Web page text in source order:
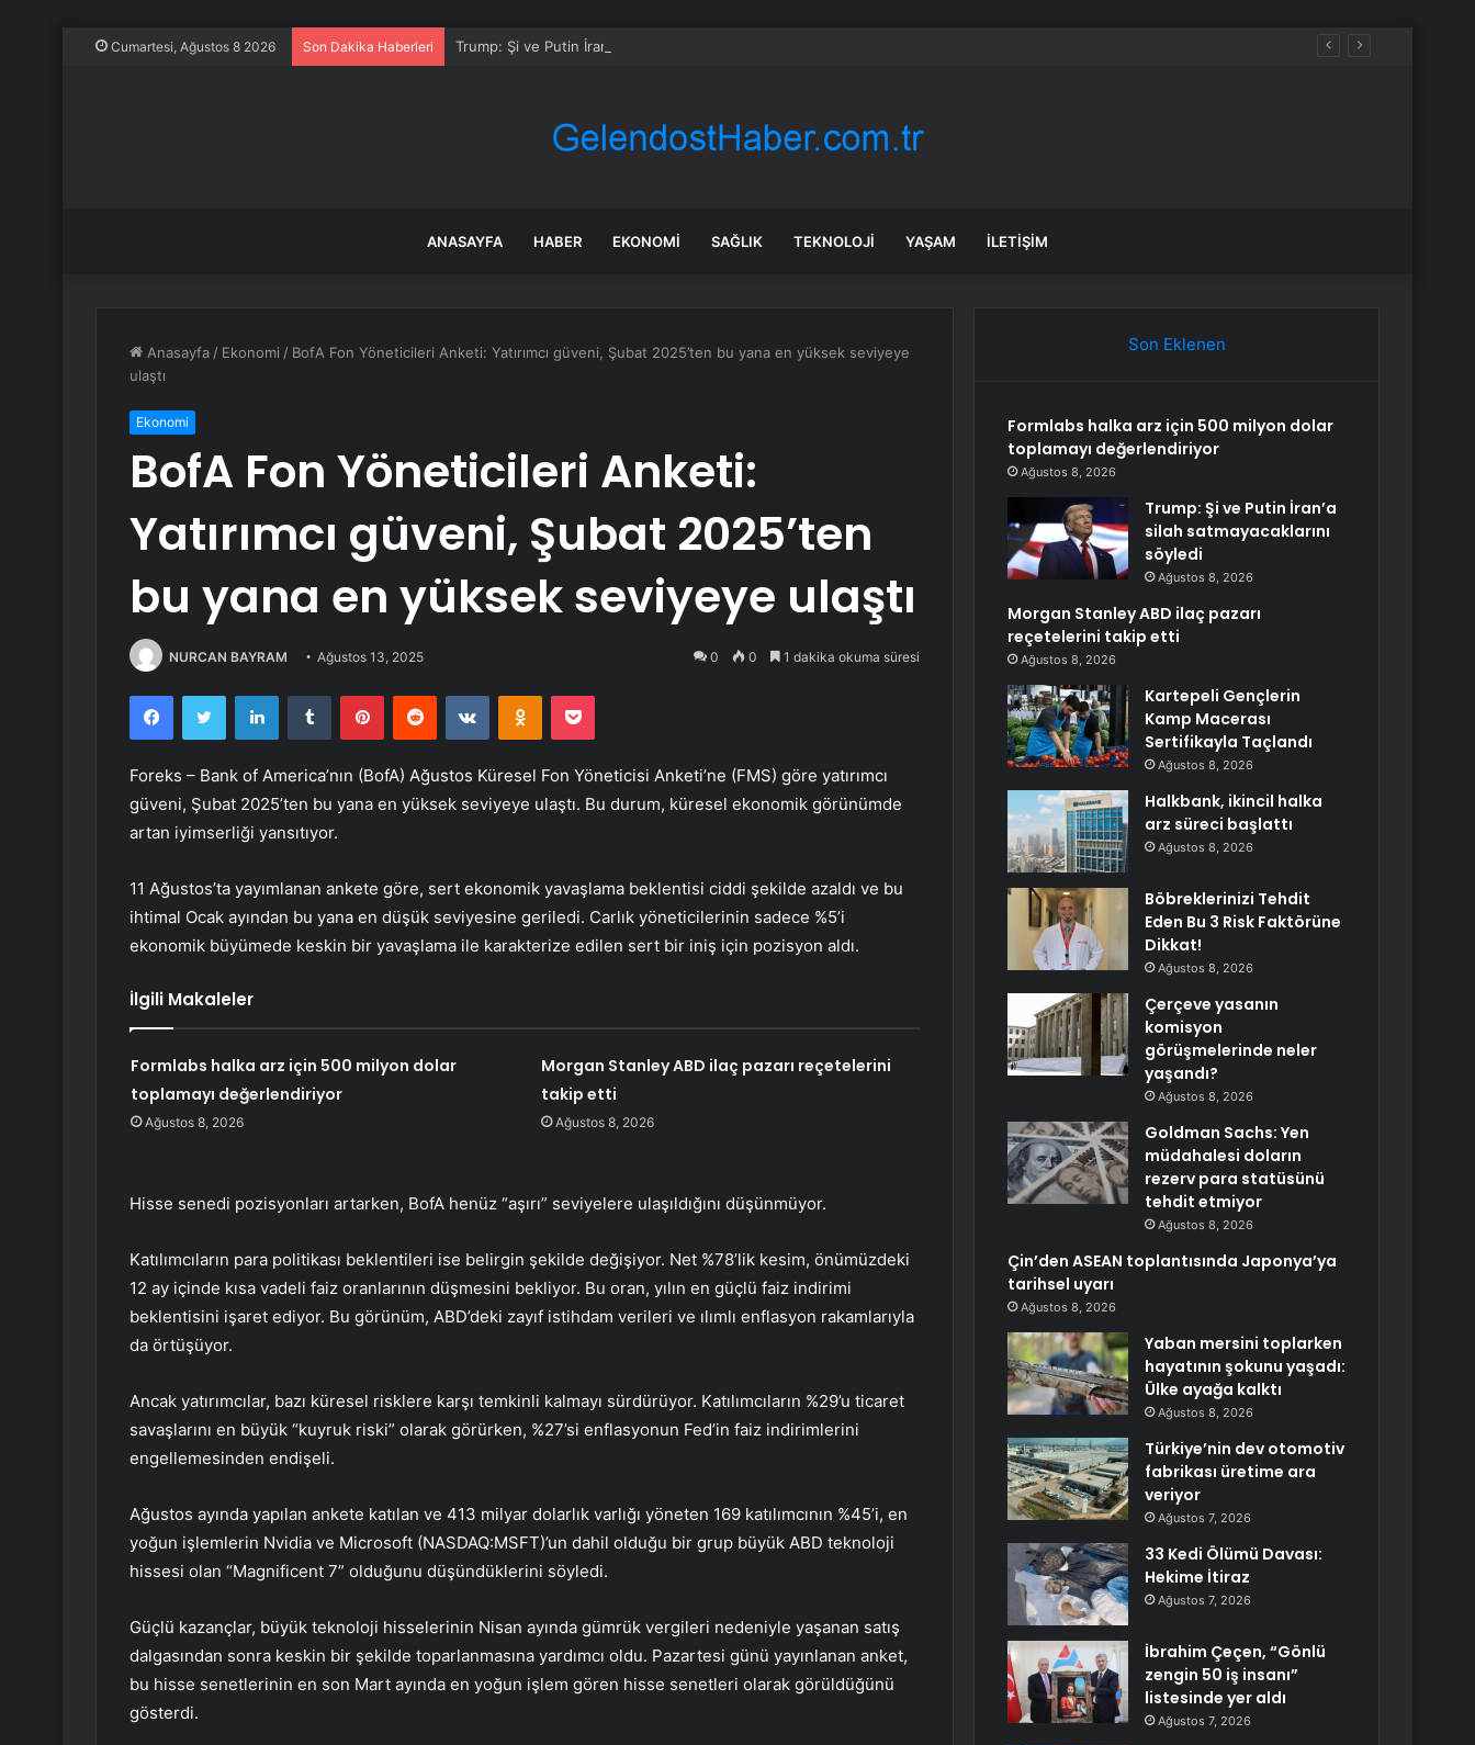
Cumartesi, Ağustos 8 2026 Son Dakika Haberleri Trump: Şi ve Putin İran’a silah satmayacaklarını söyledi
ANASAYFA HABER EKONOMI SAĞLIK TEKNOLOJI YAŞAM İLETIŞIM
Anasayfa / Ekonomi / BofA Fon Yöneticileri Anketi: Yatırımcı güveni, Şubat 2025’ten bu yana en yüksek seviyeye
ulaştı
Ekonomi
BofA Fon Yöneticileri Anketi:
Yatırımcı güveni, Şubat 2025’ten
bu yana en yüksek seviyeye ulaştı
NURCAN BAYRAM Ağustos 13, 2025 0 0 1 dakika okuma süresi
FacebookTwitter LinkedInTumblr PinterestReddit VKontakteOdnoklassniki
Pocket
Foreks – Bank of America’nın (BofA) Ağustos Küresel Fon Yöneticisi Anketi’ne (FMS) göre yatırımcı
güveni, Şubat 2025’ten bu yana en yüksek seviyeye ulaştı. Bu durum, küresel ekonomik görünümde
artan iyimserliği yansıtıyor.
11 Ağustos’ta yayımlanan ankete göre, sert ekonomik yavaşlama beklentisi ciddi şekilde azaldı ve bu
ihtimal Ocak ayından bu yana en düşük seviyesine geriledi. Carlık yöneticilerinin sadece %5’i
ekonomik büyümede keskin bir yavaşlama ile karakterize edilen sert bir iniş için pozisyon aldı.
İlgili Makaleler
Formlabs halka arz için 500 milyon dolar
toplamayı değerlendiriyor
Ağustos 8, 2026
Morgan Stanley ABD ilaç pazarı reçetelerini
takip etti
Ağustos 8, 2026
Hisse senedi pozisyonları artarken, BofA henüz “aşırı” seviyelere ulaşıldığını düşünmüyor.
Katılımcıların para politikası beklentileri ise belirgin şekilde değişiyor. Net %78’lik kesim, önümüzdeki
12 ay içinde kısa vadeli faiz oranlarının düşmesini bekliyor. Bu oran, yılın en güçlü faiz indirimi
beklentisini işaret ediyor. Bu görünüm, ABD’deki zayıf istihdam verileri ve ılımlı enflasyon rakamlarıyla
da örtüşüyor.
Ancak yatırımcılar, bazı küresel risklere karşı temkinli kalmayı sürdürüyor. Katılımcıların %29’u ticaret
savaşlarını en büyük “kuyruk riski” olarak görürken, %27’si enflasyonun Fed’in faiz indirimlerini
engellemesinden endişeli.
Ağustos ayında yapılan ankete katılan ve 413 milyar dolarlık varlığı yöneten 169 katılımcının %45’i, en
yoğun işlemlerin Nvidia ve Microsoft (NASDAQ:MSFT)’un dahil olduğu bir grup büyük ABD teknoloji
hissesi olan “Magnificent 7” olduğunu düşündüklerini söyledi.
Güçlü kazançlar, büyük teknoloji hisselerinin Nisan ayında gümrük vergileri nedeniyle yaşanan satış
dalgasından sonra keskin bir şekilde toparlanmasına yardımcı oldu. Pazartesi günü yayınlanan anket,
bu hisse senetlerinin en son Mart ayında en yoğun işlem gören hisse senetleri olarak görüldüğünü
gösterdi.
Son Eklenen
Formlabs halka arz için 500 milyon dolar
toplamayı değerlendiriyor
Ağustos 8, 2026
Trump: Şi ve Putin İran’a
silah satmayacaklarını
söyledi
Ağustos 8, 2026
Morgan Stanley ABD ilaç pazarı
reçetelerini takip etti
Ağustos 8, 2026
Kartepeli Gençlerin
Kamp Macerası
Sertifikayla Taçlandı
Ağustos 8, 2026
Halkbank, ikincil halka
arz süreci başlattı
Ağustos 8, 2026
Böbreklerinizi Tehdit
Eden Bu 3 Risk Faktörüne
Dikkat!
Ağustos 8, 2026
Çerçeve yasanın
komisyon
görüşmelerinde neler
yaşandı?
Ağustos 8, 2026
Goldman Sachs: Yen
müdahalesi doların
rezerv para statüsünü
tehdit etmiyor
Ağustos 8, 2026
Çin’den ASEAN toplantısında Japonya’ya
tarihsel uyarı
Ağustos 8, 2026
Yaban mersini toplarken
hayatının şokunu yaşadı:
Ülke ayağa kalktı
Ağustos 8, 2026
Türkiye’nin dev otomotiv
fabrikası üretime ara
veriyor
Ağustos 7, 2026
33 Kedi Ölümü Davası:
Hekime İtiraz
Ağustos 7, 2026
İbrahim Çeçen, “Gönlü
zengin 50 iş insanı”
listesinde yer aldı
Ağustos 7, 2026